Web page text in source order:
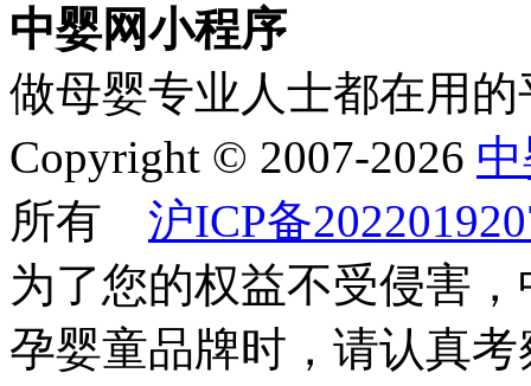
中婴网小程序
做母婴专业人士都在用的
Copyright © 2007-2026
所有 沪ICP备
为了您的权益不受侵害
孕婴童品牌时，请认真